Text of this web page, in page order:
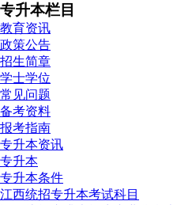
专升本栏目
教育资讯
政策公告
招生简章
学士学位
常见问题
备考资料
报考指南
专升本资讯
专升本
专升本条件
江西统招专升本考试科目